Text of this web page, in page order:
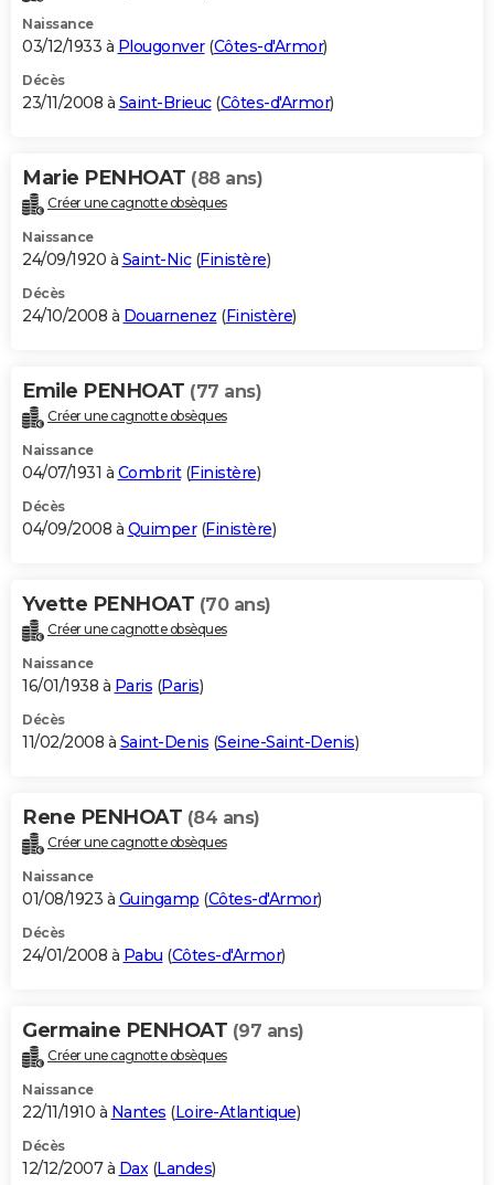
Naissance
03/12/1933 à Plougonver(Côtes-d'Armor)
Décès
23/11/2008 à Saint-Brieuc(Côtes-d'Armor)
Marie PENHOAT (88 ans)
Créer une cagnotte obsèques
Naissance
24/09/1920 à Saint-Nic(Finistère)
Décès
24/10/2008 à Douarnenez (Finistère)
Emile PENHOAT (77 ans)
Créer une cagnotte obsèques
Naissance
04/07/1931 à Combrit(Finistère)
Décès
04/09/2008 à Quimper(Finistère)
Yvette PENHOAT (70 ans)
Créer une cagnotte obsèques
Naissance
16/01/1938 à Paris (Paris)
Décès
11/02/2008 à Saint-Denis (Seine-Saint-Denis)
Rene PENHOAT (84 ans)
Créer une cagnotte obsèques
Naissance
01/08/1923 à Guingamp (Côtes-d'Armor)
Décès
24/01/2008 à Pabu (Côtes-d'Armor)
Germaine PENHOAT (97 ans)
Créer une cagnotte obsèques
Naissance
22/11/1910 à Nantes (Loire-Atlantique)
Décès
12/12/2007 à Dax(Landes)